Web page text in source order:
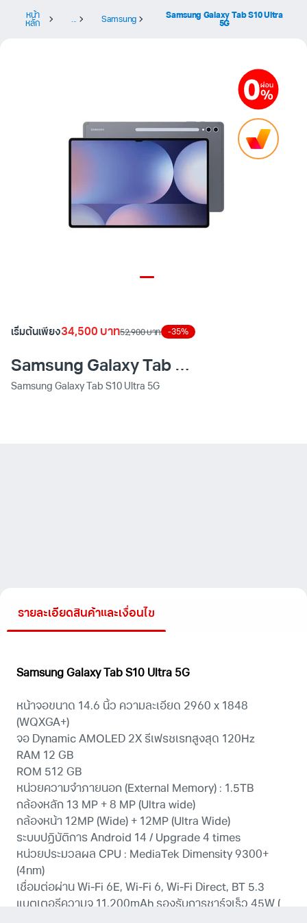
หน้า
หลัก ... Samsung Samsung Galaxy Tab S10 Ultra
5G
6
เริ่มต้นเพียง34,500 บาท52,900 บาท -35%
Samsung Galaxy Tab S10 Ultra 5G
Samsung Galaxy Tab S10 Ultra 5G
รายละเอียดสินค้าและเงื่อนไข
Samsung Galaxy Tab S10 Ultra 5G
หน้าจอขนาด 14.6 นิ้ว ความละเอียด 2960 x 1848
(WQXGA+)
จอ Dynamic AMOLED 2X รีเฟรชเรทสูงสุด 120Hz
RAM 12 GB
ROM 512 GB
หน่วยความจำภายนอก (External Memory) : 1.5TB
กล้องหลัก 13 MP + 8 MP (Ultra wide)
กล้องหน้า 12MP (Wide) + 12MP (Ultra Wide)
ระบบปฏิบัติการ Android 14 / Upgrade 4 times
หน่วยประมวลผล CPU : MediaTek Dimensity 9300+
(4nm)
เชื่อมต่อผ่าน Wi-Fi 6E, Wi-Fi 6, Wi-Fi Direct, BT 5.3
แบตเตอรีความจุ 11,200mAh รองรับการชาร์จเร็ว 45W (